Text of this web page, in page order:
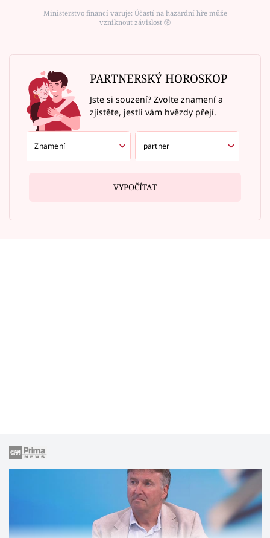
Ministerstvo financí varuje: Účastí na hazardní hře může
vzniknout závislost ⑱
PARTNERSKÝ HOROSKOP
Jste si souzení? Zvolte znamení a
zjistěte, jestli vám hvězdy přejí.
VYPOČÍTAT